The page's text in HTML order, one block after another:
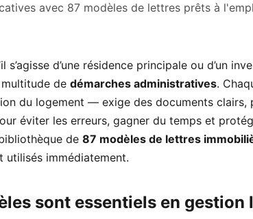
avec 87 modèles de lettres prêts à
s’agisse d’une résidence principale ou d’un
de démarches administratives.
du logement — exige des documents clairs,
éviter les erreurs, gagner du temps et
de 87 modèles de lettres
utilisés immédiatement.
sont essentiels en gestion